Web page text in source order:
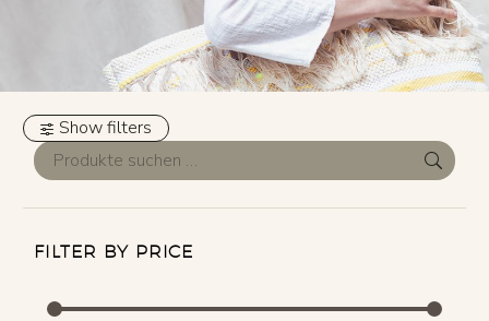
Show filters
FILTER BY PRICE